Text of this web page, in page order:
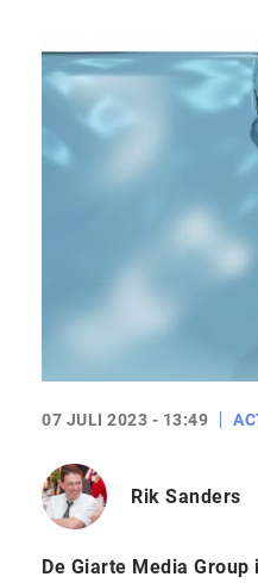
07 JULI 2023 - 13:49
Rik Sanders
De Giarte Media